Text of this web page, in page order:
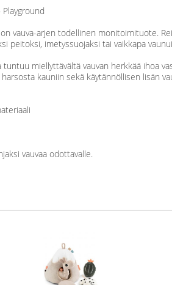
vauva-arjen todellinen monitoimituote.
peitoksi, imetyssuojaksi tai vaikkapa
miellyttävältä vauvan herkkää ihoa
kauniin sekä käytännöllisen lisän
vauvaa odottavalle.